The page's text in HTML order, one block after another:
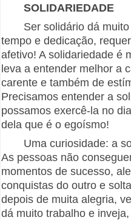
SOLIDARIEDADE
Ser solidário dá
tempo e dedicação,
afetivo! A solidariedade é
leva a entender melhor a
carente e também de
Precisamos entender a
possamos exercê-la no
dela que é o egoísmo!
Uma curiosidade: a
As pessoas não
momentos de sucesso,
conquistas do outro e
depois de muita alegria,
dá muito trabalho e